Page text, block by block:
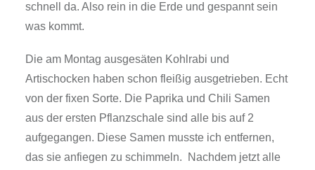
schnell da. Also rein in die Erde und gespannt sein
was kommt.
Die am Montag ausgesäten Kohlrabi und
Artischocken haben schon fleißig ausgetrieben. Echt
von der fixen Sorte. Die Paprika und Chili Samen
aus der ersten Pflanzschale sind alle bis auf 2
aufgegangen. Diese Samen musste ich entfernen,
das sie anfiegen zu schimmeln. Nachdem jetzt alle